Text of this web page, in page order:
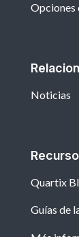
Opciones
Noticias
Quartix
Guías de